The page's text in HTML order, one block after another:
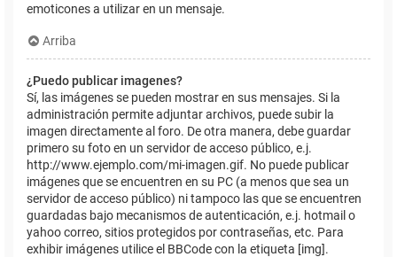
emoticones a utilizar en un mensaje.
Arriba
¿Puedo publicar imagenes?
Sí, las imágenes se pueden mostrar en sus mensajes. Si la
administración permite adjuntar archivos, puede subir la
imagen directamente al foro. De otra manera, debe guardar
primero su foto en un servidor de acceso público, e.j.
http://www.ejemplo.com/mi-imagen.gif. No puede publicar
imágenes que se encuentren en su PC (a menos que sea un
servidor de acceso público) ni tampoco las que se encuentren
guardadas bajo mecanismos de autenticación, e.j. hotmail o
yahoo correo, sitios protegidos por contraseñas, etc. Para
exhibir imágenes utilice el BBCode con la etiqueta [img].